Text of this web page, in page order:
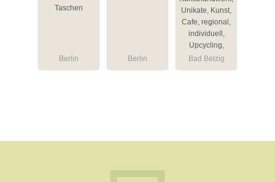
Taschen
Berlin Berlin
Unikate, Kunst,
Cafe, regional,
individuell,
Upcycling,
Bad Belzig